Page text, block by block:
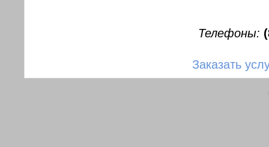
Телефоны:
Заказать